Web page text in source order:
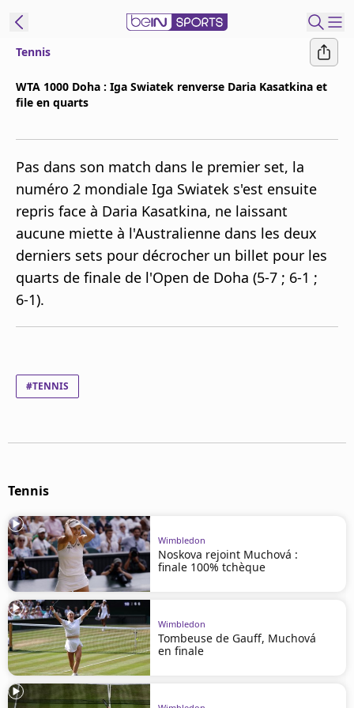
Replays
Podcasts
En Direct
Gérer les
notifications
Contactez nous
Grille TV
beINSPIRED
Cookies
Protection des données
Tennis
WTA 1000 Doha : Iga Swiatek renverse Daria Kasatkina et
file en quarts
Pas dans son match dans le premier set, la
numéro 2 mondiale Iga Swiatek s'est ensuite
repris face à Daria Kasatkina, ne laissant
aucune miette à l'Australienne dans les deux
derniers sets pour décrocher un billet pour les
quarts de finale de l'Open de Doha (5-7 ; 6-1 ;
6-1).
#TENNIS
Tennis
Wimbledon
Noskova rejoint Muchová :
finale 100% tchèque
Wimbledon
Tombeuse de Gauff, Muchová
en finale